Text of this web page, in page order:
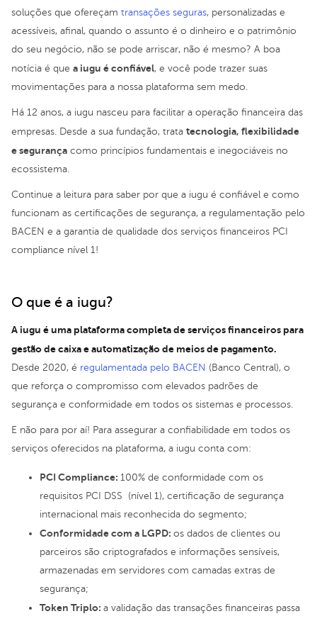
soluções que ofereçam transações seguras, personalizadas e
acessíveis, afinal, quando o assunto é o dinheiro e o patrimônio
do seu negócio, não se pode arriscar, não é mesmo? A boa
notícia é que a iugu é confiável, e você pode trazer suas
movimentações para a nossa plataforma sem medo.
Há 12 anos, a iugu nasceu para facilitar a operação financeira das
empresas. Desde a sua fundação, trata tecnologia, flexibilidade
e segurança como princípios fundamentais e inegociáveis no
ecossistema.
Continue a leitura para saber por que a iugu é confiável e como
funcionam as certificações de segurança, a regulamentação pelo
BACEN e a garantia de qualidade dos serviços financeiros PCI
compliance nível 1!
O que é a iugu?
A iugu é uma plataforma completa de serviços financeiros para
gestão de caixa e automatização de meios de pagamento.
Desde 2020, é regulamentada pelo BACEN (Banco Central), o
que reforça o compromisso com elevados padrões de
segurança e conformidade em todos os sistemas e processos.
E não para por aí! Para assegurar a confiabilidade em todos os
serviços oferecidos na plataforma, a iugu conta com:
PCI Compliance: 100% de conformidade com os
requisitos PCI DSS (nível 1), certificação de segurança
internacional mais reconhecida do segmento;
Conformidade com a LGPD: os dados de clientes ou
parceiros são criptografados e informações sensíveis,
armazenadas em servidores com camadas extras de
segurança;
Token Triplo: a validação das transações financeiras passa